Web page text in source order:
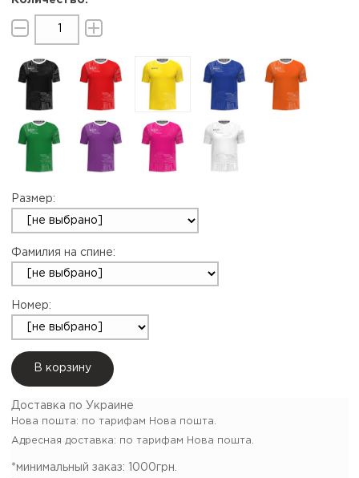
Размер:
Фамилия на спине:
Номер:
В корзину
Доставка по Украине
Нова пошта: по тарифам Нова пошта.
Адресная доставка: по тарифам Нова пошта.
*минимальный заказ:
1000грн.